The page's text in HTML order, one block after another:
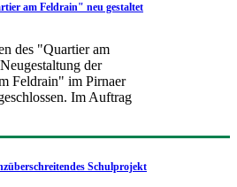
am Feldrain" neu gestaltet
des "Quartier am
der
Feldrain" im Pirnaer
Im Auftrag
Schulprojekt